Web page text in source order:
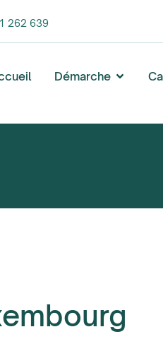
262 639
Démarche